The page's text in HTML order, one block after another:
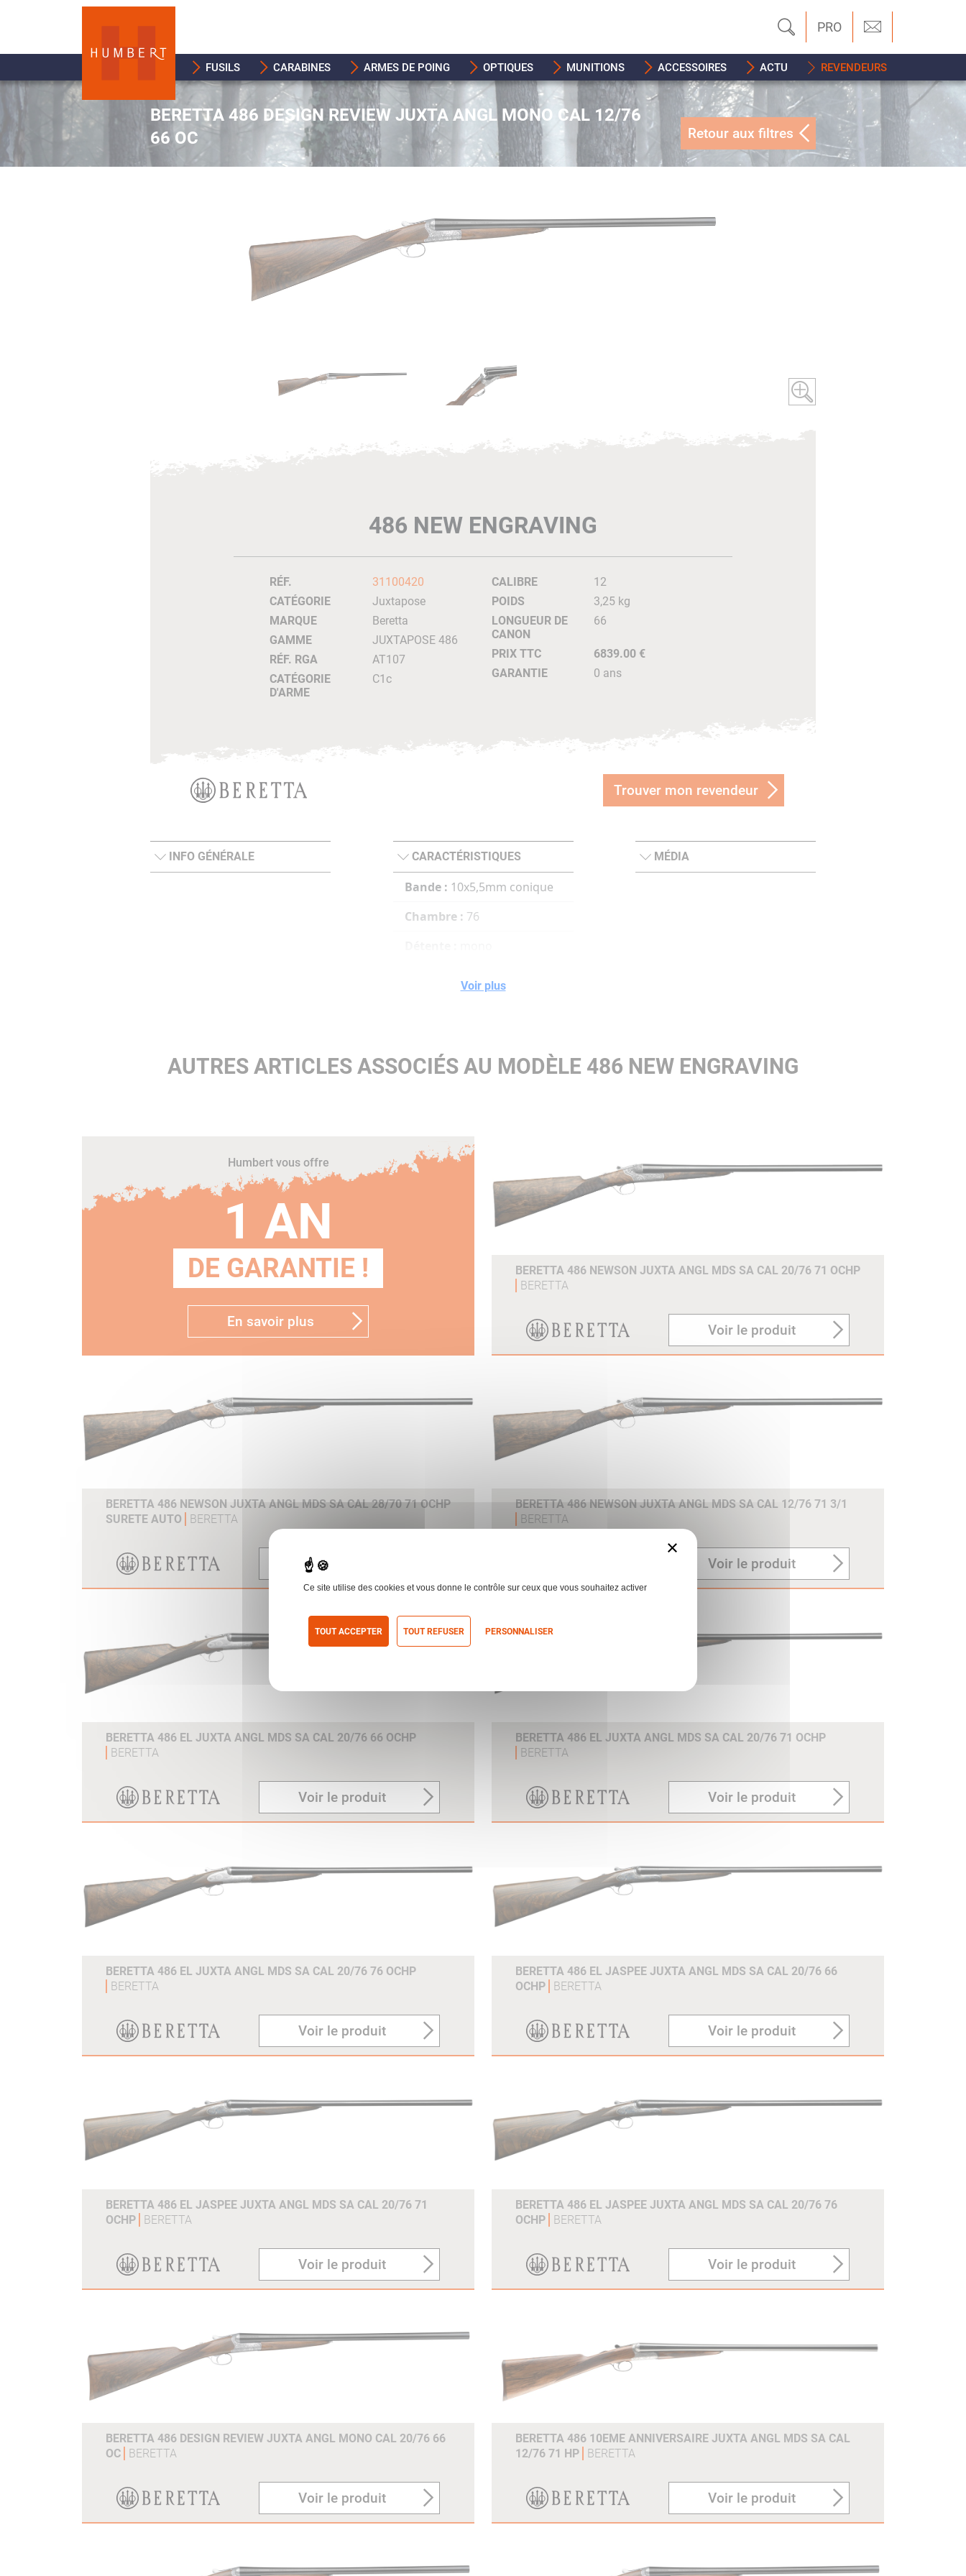
PRO
FUSILS CARABINES ARMES DE POING OPTIQUES MUNITIONS ACCESSOIRES ACTU REVENDEURS
BERETTA 486 DESIGN REVIEW JUXTA ANGL MONO CAL 12/76
66 OC
Retour aux filtres
486 NEW ENGRAVING
RÉF.
31100420
CATÉGORIE
Juxtapose
MARQUE
Beretta
GAMME
JUXTAPOSE 486
RÉF. RGA
AT107
CATÉGORIE
D'ARME
C1c
CALIBRE
12
POIDS
3,25 kg
LONGUEUR DE
CANON
66
PRIX TTC
6839.00 €
GARANTIE
0 ans
Trouver mon revendeur
INFO GÉNÉRALE CARACTÉRISTIQUES
Bande : 10x5,5mm conique
Chambre : 76
MÉDIA
Voir plus
AUTRES ARTICLES ASSOCIÉS AU MODÈLE 486 NEW ENGRAVING
Humbert vous offre
1 AN
DE GARANTIE !
En savoir plus
BERETTA 486 NEWSON JUXTA ANGL MDS SA CAL 20/76 71 OCHP
BERETTA
Voir le produit
BERETTA 486 NEWSON JUXTA ANGL MDS SA CAL 28/70 71 OCHP
SURETE AUTO
BERETTA
Voir le produit
BERETTA 486 NEWSON JUXTA ANGL MDS SA CAL 12/76 71 3/1
BERETTA
Voir le produit
BERETTA 486 EL JUXTA ANGL MDS SA CAL 20/76 66 OCHP
BERETTA
Voir le produit
BERETTA 486 EL JUXTA ANGL MDS SA CAL 20/76 71 OCHP
BERETTA
Voir le produit
BERETTA 486 EL JUXTA ANGL MDS SA CAL 20/76 76 OCHP
BERETTA
Voir le produit
BERETTA 486 EL JASPEE JUXTA ANGL MDS SA CAL 20/76 66
OCHP
BERETTA
Voir le produit
BERETTA 486 EL JASPEE JUXTA ANGL MDS SA CAL 20/76 71
OCHP
BERETTA
Voir le produit
BERETTA 486 EL JASPEE JUXTA ANGL MDS SA CAL 20/76 76
OCHP
BERETTA
Voir le produit
BERETTA 486 DESIGN REVIEW JUXTA ANGL MONO CAL 20/76 66
OC
BERETTA
Voir le produit
BERETTA 486 10EME ANNIVERSAIRE JUXTA ANGL MDS SA CAL
12/76 71 HP
BERETTA
Voir le produit
×
Ce site utilise des cookies et vous donne le contrôle sur ceux que vous souhaitez activer
TOUT ACCEPTER TOUT REFUSER PERSONNALISER